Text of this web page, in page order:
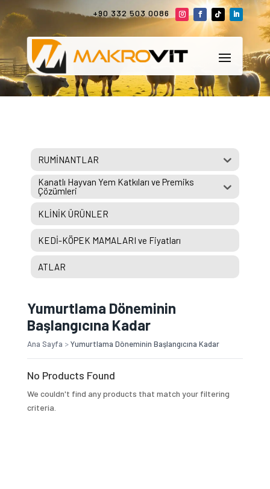
+90 332 503 0086
RUMİNANTLAR
Kanatlı Hayvan Yem Katkıları ve Premiks
Çözümleri
KLİNİK ÜRÜNLER
KEDİ-KÖPEK MAMALARI ve Fiyatları
ATLAR
Yumurtlama Döneminin
Başlangıcına Kadar
Ana Sayfa >Yumurtlama Döneminin Başlangıcına Kadar
No Products Found
We couldn't find any products that match your filtering
criteria.